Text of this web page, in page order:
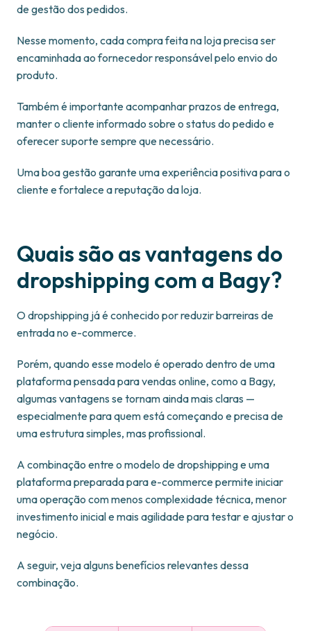
de gestão dos pedidos.
Nesse momento, cada compra feita na loja precisa ser
encaminhada ao fornecedor responsável pelo envio do
produto.
Também é importante acompanhar prazos de entrega,
manter o cliente informado sobre o status do pedido e
oferecer suporte sempre que necessário.
Uma boa gestão garante uma experiência positiva para o
cliente e fortalece a reputação da loja.
Quais são as vantagens do
dropshipping com a Bagy?
O dropshipping já é conhecido por reduzir barreiras de
entrada no e-commerce.
Porém, quando esse modelo é operado dentro de uma
plataforma pensada para vendas online, como a Bagy,
algumas vantagens se tornam ainda mais claras —
especialmente para quem está começando e precisa de
uma estrutura simples, mas profissional.
A combinação entre o modelo de dropshipping e uma
plataforma preparada para e-commerce permite iniciar
uma operação com menos complexidade técnica, menor
investimento inicial e mais agilidade para testar e ajustar o
negócio.
A seguir, veja alguns benefícios relevantes dessa
combinação.